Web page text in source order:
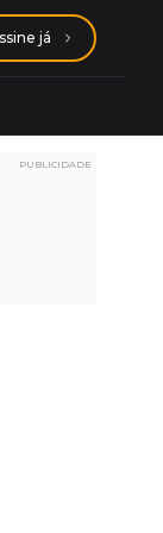
já
PUBLICIDADE